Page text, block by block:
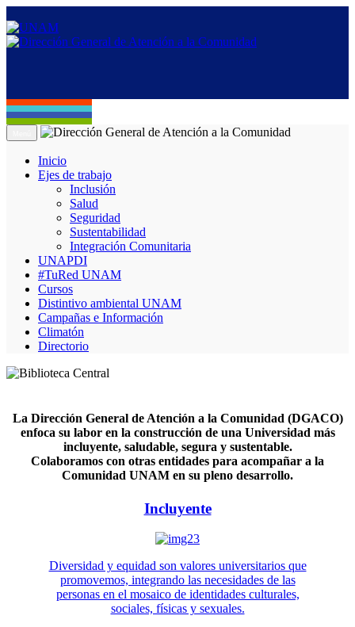
Inicio
Ejes de trabajo
Inclusión
Salud
Seguridad
Sustentabilidad
Integración Comunitaria
UNAPDI
#TuRed UNAM
Cursos
Distintivo ambiental UNAM
Campañas e Información
Climatón
Directorio
La Dirección General de Atención a la Comunidad (DGACO)
enfoca su labor en la construcción de una Universidad más
incluyente, saludable, segura y sustentable.
Colaboramos con otras entidades para acompañar a la
Comunidad UNAM en su pleno desarrollo.
Incluyente
Diversidad y equidad son valores universitarios que
promovemos, integrando las necesidades de las
personas en el mosaico de identidades culturales,
sociales, físicas y sexuales.